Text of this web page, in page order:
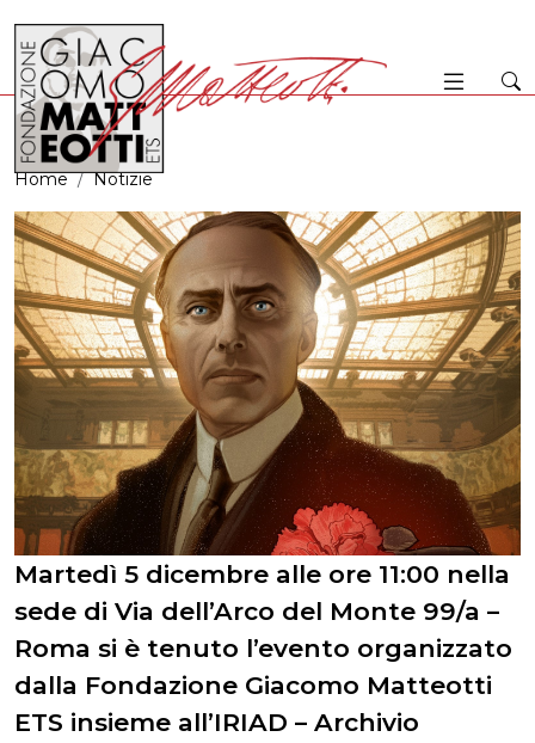
Home Notizie
Martedì 5 dicembre alle ore 11:00 nella
sede di Via dell’Arco del Monte 99/a –
Roma si è tenuto l’evento organizzato
dalla Fondazione Giacomo Matteotti
ETS insieme all’IRIAD – Archivio